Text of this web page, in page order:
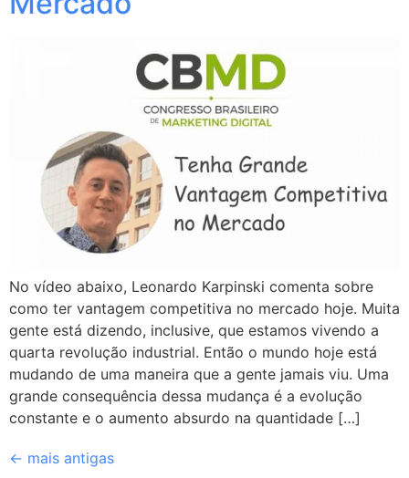
No vídeo abaixo, Leonardo Karpinski comenta sobre
como ter vantagem competitiva no mercado hoje. Muita
gente está dizendo, inclusive, que estamos vivendo a
quarta revolução industrial. Então o mundo hoje está
mudando de uma maneira que a gente jamais viu. Uma
grande consequência dessa mudança é a evolução
constante e o aumento absurdo na quantidade […]
← mais antigas